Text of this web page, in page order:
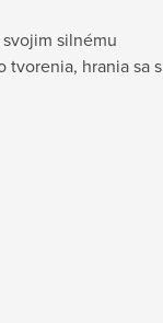
silnému
hrania sa s